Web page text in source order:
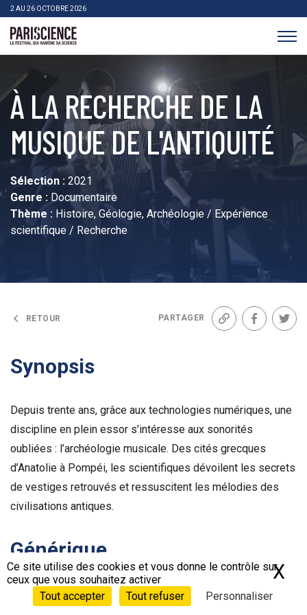
>Aller au contenu
2 AU 26 OCTOBRE 2026
À LA RECHERCHE DE LA
MUSIQUE DE L'ANTIQUITÉ
Sélection : 2021
Genre : Documentaire
Thème : Histoire, Géologie, Archéologie / Expérience
scientifique / Recherche
RETOUR PARTAGER
Lien Facebook
Synopsis
Depuis trente ans, grâce aux technologies numériques, une
discipline en plein essor s’intéresse aux sonorités
oubliées : l’archéologie musicale. Des cités grecques
d’Anatolie à Pompéi, les scientifiques dévoilent les secrets
de vestiges retrouvés et ressuscitent les mélodies des
civilisations antiques.
Générique
Réalisé par :
Bernard George
Panneau de gestion des cookies
Ce site utilise des cookies et vous donne le contrôle sur
ceux que vous souhaitez activer
Tout accepter
Tout refuser Personnaliser
X